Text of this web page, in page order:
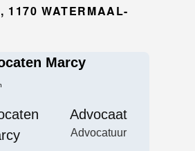
1170 WATERMAAL-
Marcy
Advocaat
Advocatuur